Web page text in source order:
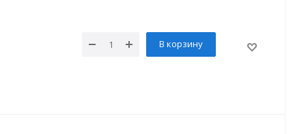
В корзину